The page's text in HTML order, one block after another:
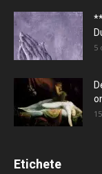
5
Etichete